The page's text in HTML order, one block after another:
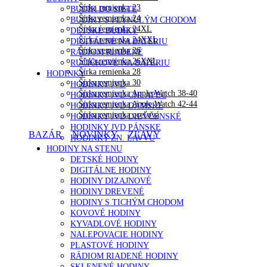
Šírka remienka 23
Šírka remienka 24
Šírka remienka 24XL
Šírka remienka 24XXL
Šírka remienka 26
Šírka remienka 26XXL
Šírka remienka 28
Šírka remienka 30
Šírka remienka Apple Watch 38-40
Šírka remienka Apple Watch 42-44
Šírka remienka oceľová
BAZÁR NOVINKY ZĽAVY
BUDÍK DO SIETE
BUDÍKY S PLYNULÝM CHODOM
DETSKÉ BUDÍKY
DIGITÁLNE NA BATÉRIU
RÁDIOM RIADENÉ
RUČIČKOVÉ NA BATÉRIU
HODINKY
HODINKY JVD
HODINKY JVD CHLAPEC
HODINKY JVD DÁMSKE
HODINKY JVD DIEVČENSKÉ
HODINKY JVD PÁNSKE
HODINKY ZN. LAVVU
HODINY NA STENU
DETSKÉ HODINY
DIGITÁLNE HODINY
HODINY DIZAJNOVÉ
HODINY DREVENÉ
HODINY S TICHÝM CHODOM
KOVOVÉ HODINY
KYVADLOVÉ HODINY
NALEPOVACIE HODINY
PLASTOVÉ HODINY
RÁDIOM RIADENÉ HODINY